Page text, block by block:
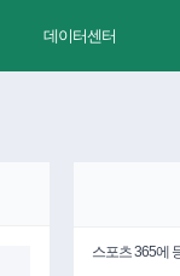
데이터센터
스포츠 365에